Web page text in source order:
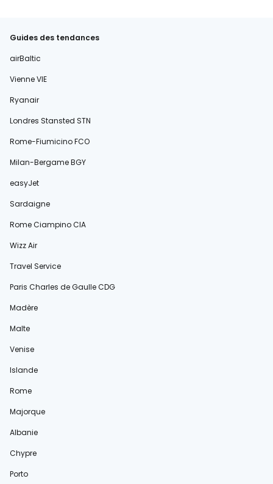
Guides des tendances
airBaltic
Vienne VIE
Ryanair
Londres Stansted STN
Rome-Fiumicino FCO
Milan-Bergame BGY
easyJet
Sardaigne
Rome Ciampino CIA
Wizz Air
Travel Service
Paris Charles de Gaulle CDG
Madère
Malte
Venise
Islande
Rome
Majorque
Albanie
Chypre
Porto